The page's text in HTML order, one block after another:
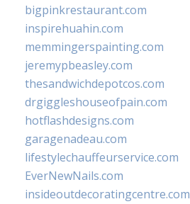
bigpinkrestaurant.com
inspirehuahin.com
memmingerspainting.com
jeremypbeasley.com
thesandwichdepotcos.com
drgiggleshouseofpain.com
hotflashdesigns.com
garagenadeau.com
lifestylechauffeurservice.com
EverNewNails.com
insideoutdecoratingcentre.com